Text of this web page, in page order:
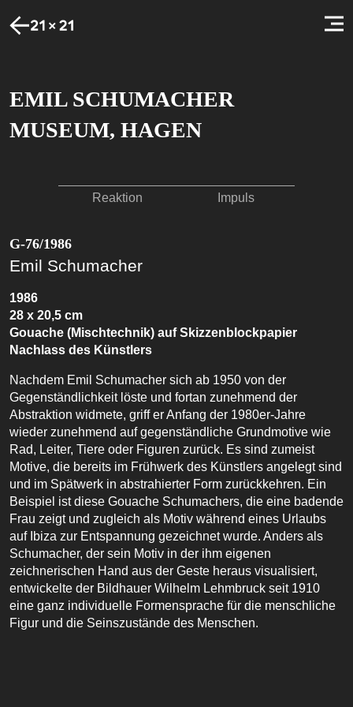
EMIL SCHUMACHER
MUSEUM, HAGEN
Reaktion Impuls
G-76/1986
Emil Schumacher
1986
28 x 20,5 cm
Gouache (Mischtechnik) auf Skizzenblockpapier
Nachlass des Künstlers
Nachdem Emil Schumacher sich ab 1950 von der
Gegenständlichkeit löste und fortan zunehmend der
Abstraktion widmete, griff er Anfang der 1980er-Jahre
wieder zunehmend auf gegenständliche Grundmotive wie
Rad, Leiter, Tiere oder Figuren zurück. Es sind zumeist
Motive, die bereits im Frühwerk des Künstlers angelegt sind
und im Spätwerk in abstrahierter Form zurückkehren. Ein
Beispiel ist diese Gouache Schumachers, die eine badende
Frau zeigt und zugleich als Motiv während eines Urlaubs
auf Ibiza zur Entspannung gezeichnet wurde. Anders als
Schumacher, der sein Motiv in der ihm eigenen
zeichnerischen Hand aus der Geste heraus visualisiert,
entwickelte der Bildhauer Wilhelm Lehmbruck seit 1910
eine ganz individuelle Formensprache für die menschliche
Figur und die Seinszustände des Menschen.